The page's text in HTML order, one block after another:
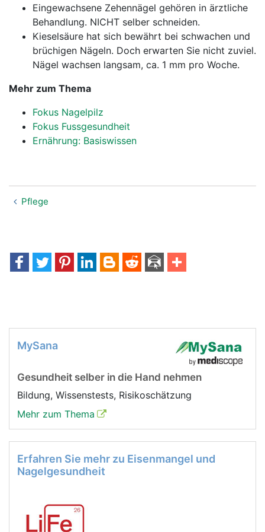
Eingewachsene Zehennägel gehören in ärztliche
Behandlung. NICHT selber schneiden.
Kieselsäure hat sich bewährt bei schwachen und
brüchigen Nägeln. Doch erwarten Sie nicht zuviel.
Nägel wachsen langsam, ca. 1 mm pro Woche.
Mehr zum Thema
Fokus Nagelpilz
Fokus Fussgesundheit
Ernährung: Basiswissen
Pflege
MySana
Gesundheit selber in die Hand nehmen
Bildung, Wissenstests, Risikoschätzung
Mehr zum Thema
Erfahren Sie mehr zu Eisenmangel und
Nagelgesundheit